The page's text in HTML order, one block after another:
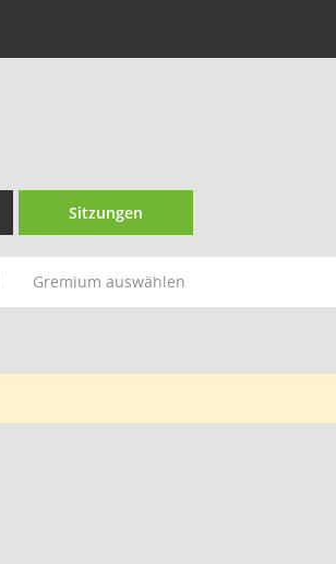
Sitzungen
Gremium auswählen